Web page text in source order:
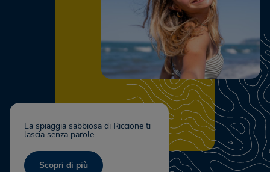
La spiaggia sabbiosa di Riccione ti
lascia senza parole.
Scopri di più